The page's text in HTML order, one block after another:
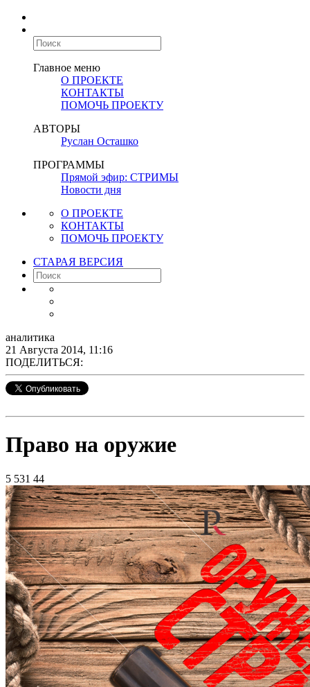
Главное меню
О ПРОЕКТЕ
КОНТАКТЫ
ПОМОЧЬ ПРОЕКТУ
АВТОРЫ
Руслан Осташко
ПРОГРАММЫ
Прямой эфир: СТРИМЫ
Новости дня
О ПРОЕКТЕ
КОНТАКТЫ
ПОМОЧЬ ПРОЕКТУ
СТАРАЯ ВЕРСИЯ
аналитика
21 Августа 2014, 11:16
ПОДЕЛИТЬСЯ:
Право на оружие
5 531 44